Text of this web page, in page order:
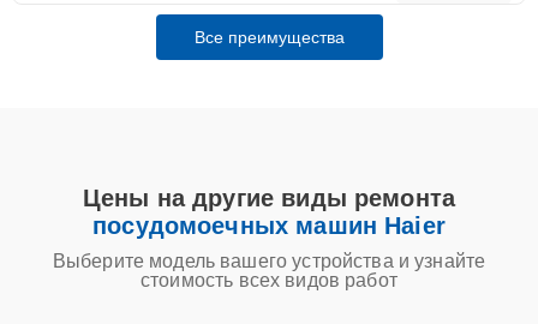
Все преимущества
Цены на другие виды ремонта
посудомоечных машин Haier
Выберите модель вашего устройства и узнайте
стоимость всех видов работ